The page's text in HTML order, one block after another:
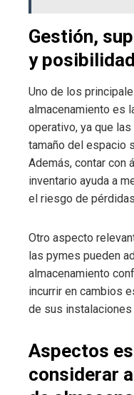
Gestión,
y
Uno de los
almacenamiento es
operativo, ya que
tamaño del espacio
Además, contar con
inventario ayuda a
el riesgo de
Otro aspecto
las pymes pueden
almacenamiento
incurrir en cambios
de sus
Aspectos
considerar